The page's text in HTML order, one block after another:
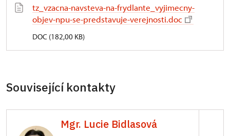
tz_vzacna-navsteva-na-frydlante_vyjimecny-
objev-npu-se-predstavuje-verejnosti.doc
DOC (182,00 KB)
Související kontakty
Mgr. Lucie Bidlasová